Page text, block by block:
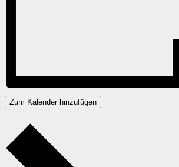
Zum Kalender hinzufügen